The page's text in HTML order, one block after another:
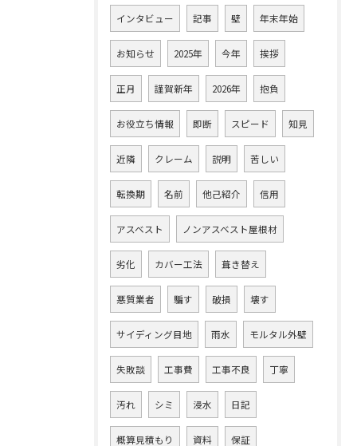
インタビュー 記事 壁 年末年始
お知らせ 2025年 今年 挨拶
正月 謹賀新年 2026年 抱負
お役立ち情報 即断 スピード 知見
近隣 クレーム 説明 苦しい
転換期 名前 他己紹介 信用
アスベスト ノンアスベスト屋根材
劣化 カバー工法 葺き替え
悪質業者 騙す 破損 壊す
サイディング目地 雨水 モルタル外壁
失敗談 工事費 工事不良 丁寧
汚れ シミ 浸水 日記
概算見積もり 資料 保証